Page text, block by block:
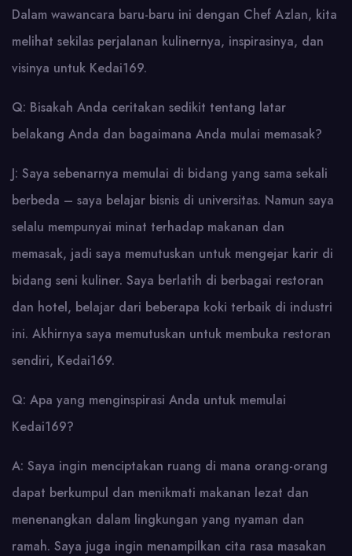
Dalam wawancara baru-baru ini dengan Chef Azlan, kita
melihat sekilas perjalanan kulinernya, inspirasinya, dan
visinya untuk Kedai169.
Q: Bisakah Anda ceritakan sedikit tentang latar
belakang Anda dan bagaimana Anda mulai memasak?
J: Saya sebenarnya memulai di bidang yang sama sekali
berbeda – saya belajar bisnis di universitas. Namun saya
selalu mempunyai minat terhadap makanan dan
memasak, jadi saya memutuskan untuk mengejar karir di
bidang seni kuliner. Saya berlatih di berbagai restoran
dan hotel, belajar dari beberapa koki terbaik di industri
ini. Akhirnya saya memutuskan untuk membuka restoran
sendiri, Kedai169.
Q: Apa yang menginspirasi Anda untuk memulai
Kedai169?
A: Saya ingin menciptakan ruang di mana orang-orang
dapat berkumpul dan menikmati makanan lezat dan
menenangkan dalam lingkungan yang nyaman dan
ramah. Saya juga ingin menampilkan cita rasa masakan